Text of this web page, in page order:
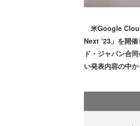
米Google
Next ’23」を開
ド・ジャパン合
い発表内容の中